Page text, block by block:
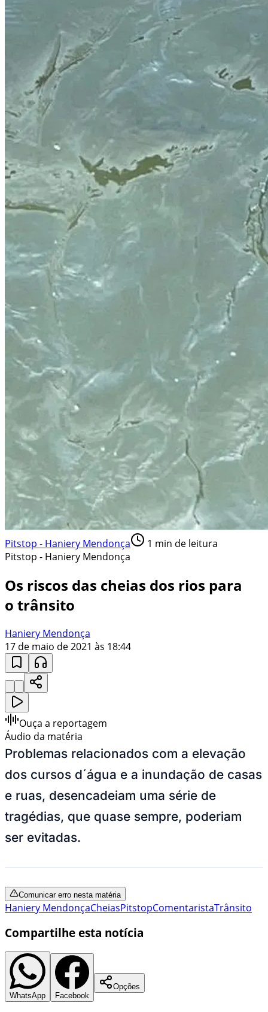
Pitstop - Haniery Mendonça 1 min de leitura
Pitstop - Haniery Mendonça
Os riscos das cheias dos rios para
o trânsito
Haniery Mendonça
17 de maio de 2021 às 18:44
Ouça a reportagem
Áudio da matéria
Problemas relacionados com a elevação
dos cursos d´água e a inundação de casas
e ruas, desencadeiam uma série de
tragédias, que quase sempre, poderiam
ser evitadas.
Comunicar erro nesta matéria
Haniery MendonçaCheiasPitstopComentaristaTrânsito
Compartilhe esta notícia
WhatsApp Facebook
Opções